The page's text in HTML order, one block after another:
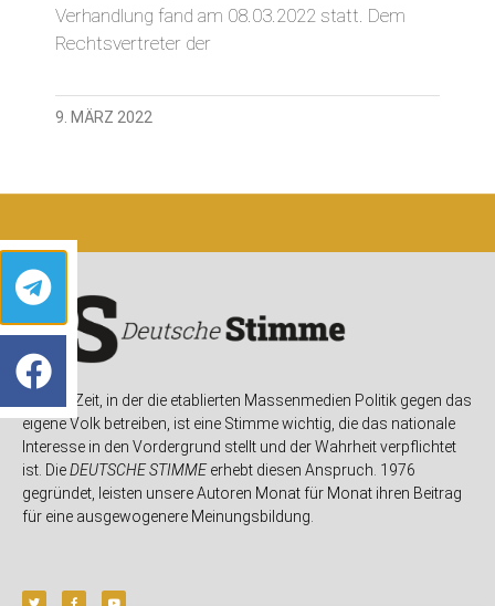
Verhandlung fand am 08.03.2022 statt. Dem
Rechtsvertreter der
9. MÄRZ 2022
In einer Zeit, in der die etablierten Massenmedien Politik gegen das
eigene Volk betreiben, ist eine Stimme wichtig, die das nationale
Interesse in den Vordergrund stellt und der Wahrheit verpflichtet
ist. DieDEUTSCHE STIMMEerhebt diesen Anspruch. 1976
gegründet, leisten unsere Autoren Monat für Monat ihren Beitrag
für eine ausgewogenere Meinungsbildung.